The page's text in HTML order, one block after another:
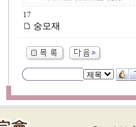
17
숭모재